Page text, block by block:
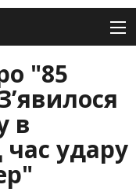
"85
в
час удару